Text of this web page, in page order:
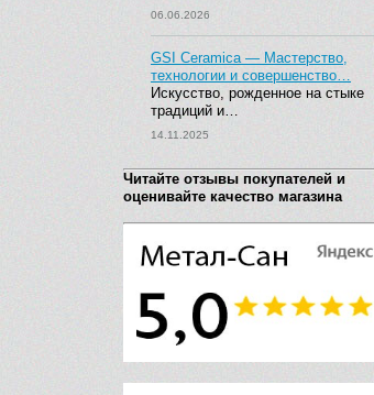
06.06.2026
GSI Ceramica — Мастерство,
технологии и совершенство…
Искусство, рожденное на стыке
традиций и…
14.11.2025
Читайте отзывы покупателей и
оценивайте качество магазина